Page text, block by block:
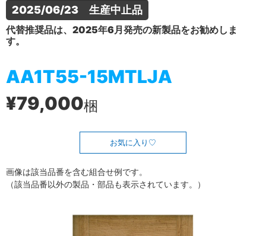
2025/06/23　生産中止品
代替推奨品は、2025年6月発売の新製品をお勧めしま
す。
AA1T55-15MTLJA
¥79,000梱
お気に入り
画像は該当品番を含む組合せ例です。
（該当品番以外の製品・部品も表示されています。）